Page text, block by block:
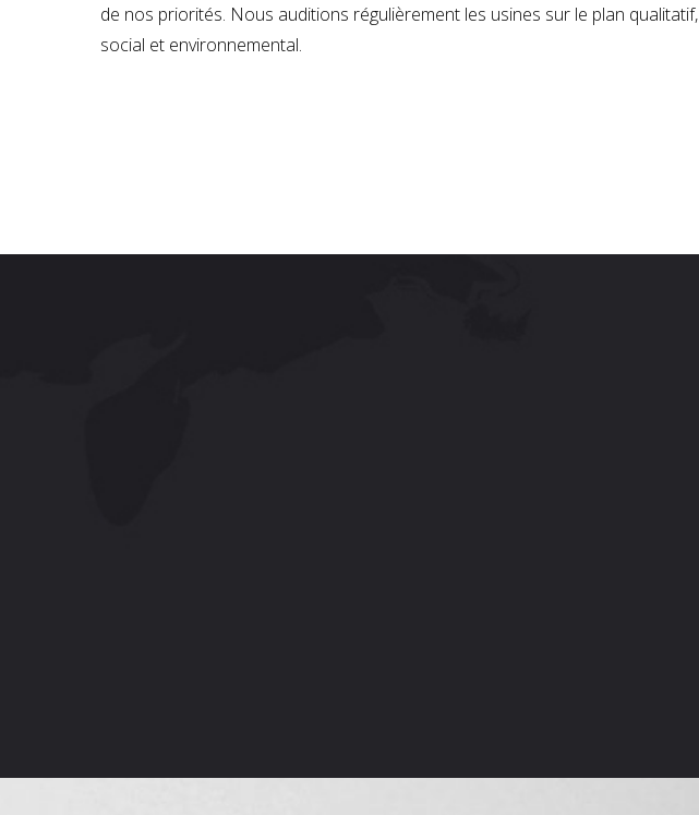
de nos priorités. Nous auditions régulièrement les usines sur le plan qualitatif,
social et environnemental.